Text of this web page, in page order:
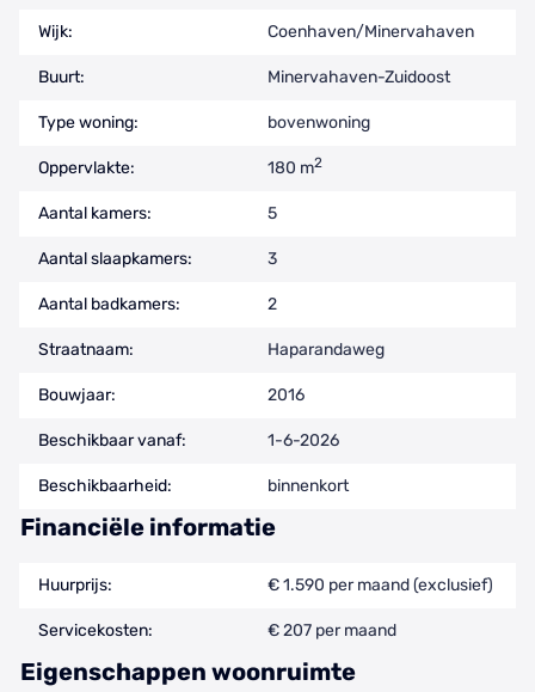
Wijk: Coenhaven/Minervahaven
Buurt: Minervahaven-Zuidoost
Type woning: bovenwoning
Oppervlakte: 180 m2
Aantal kamers: 5
Aantal slaapkamers: 3
Aantal badkamers: 2
Straatnaam: Haparandaweg
Bouwjaar: 2016
Beschikbaar vanaf: 1-6-2026
Beschikbaarheid: binnenkort
Financiële informatie
Huurprijs: € 1.590 per maand (exclusief)
Servicekosten: € 207 per maand
Eigenschappen woonruimte